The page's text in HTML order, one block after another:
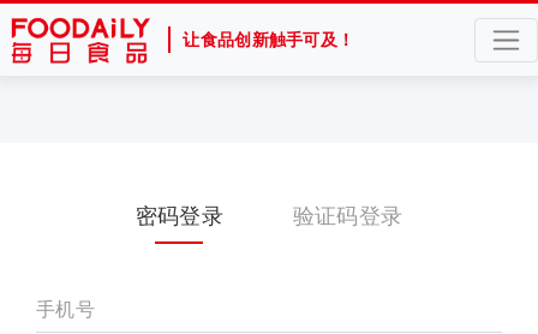
让食品创新触手可及！
密码登录 验证码登录
手机号